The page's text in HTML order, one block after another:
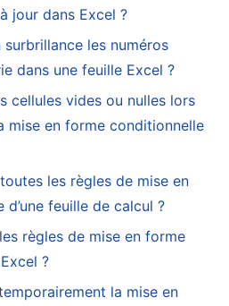
jour dans Excel ?
les numéros
dans une feuille Excel ?
cellules vides ou nulles lors
mise en forme conditionnelle
les règles de mise en
feuille de calcul ?
règles de mise en forme
?
la mise en